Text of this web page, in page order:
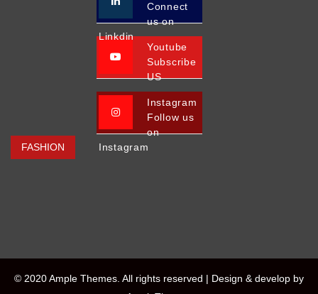
FASHION
Connect
us on
Linkdin
Youtube
Subscribe
US
Instagram
Follow us
on
Instagram
© 2020 Ample Themes. All rights reserved | Design & develop by